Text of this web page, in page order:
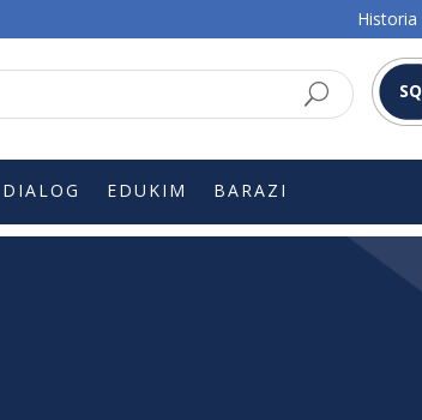
Historia
SQ
DIALOG EDUKIM BARAZI